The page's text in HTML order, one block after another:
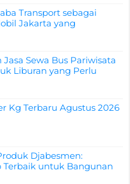
Transport sebagai
Jakarta yang
Sewa Bus Pariwisata
Liburan yang Perlu
Kg Terbaru Agustus 2026
Djabesmen:
Terbaik untuk Bangunan